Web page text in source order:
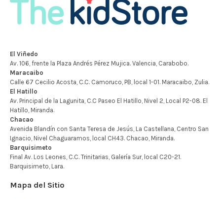
Mapa del Sitio